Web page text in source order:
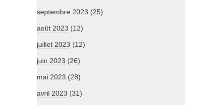
septembre 2023 (25)
août 2023 (12)
juillet 2023 (12)
juin 2023 (26)
mai 2023 (28)
avril 2023 (31)